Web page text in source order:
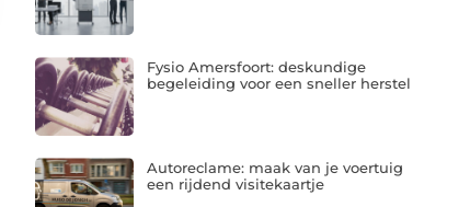
Fysio Amersfoort: deskundige
begeleiding voor een sneller herstel
Autoreclame: maak van je voertuig
een rijdend visitekaartje